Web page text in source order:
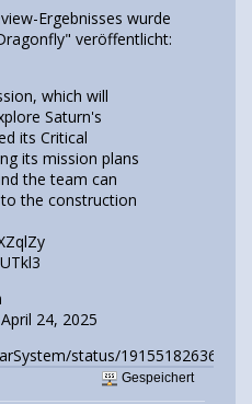
Ergebnisses wurde
veröffentlicht:
, which will
Saturn's
its Critical
its mission plans
the team can
the construction
April 24, 2025
status/
Gespeichert